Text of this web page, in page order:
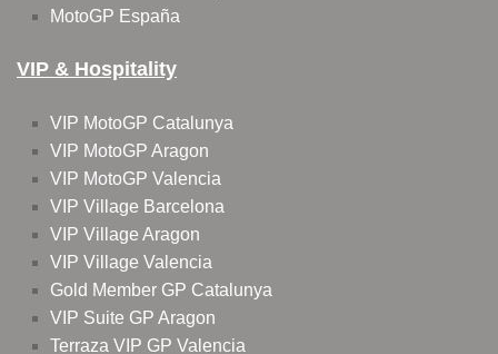
MotoGP España
VIP & Hospitality
VIP MotoGP Catalunya
VIP MotoGP Aragon
VIP MotoGP Valencia
VIP Village Barcelona
VIP Village Aragon
VIP Village Valencia
Gold Member GP Catalunya
VIP Suite GP Aragon
Terraza VIP GP Valencia